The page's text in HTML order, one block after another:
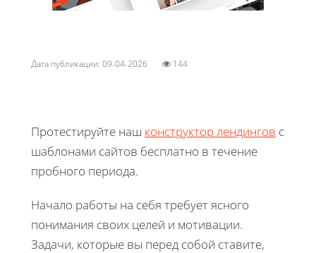
Дата публикации: 09-04-2026 144
Протестируйте наш конструктор лендингов с
шаблонами сайтов бесплатно в течение
пробного периода.
Начало работы на себя требует ясного
понимания своих целей и мотивации.
Задачи, которые вы перед собой ставите,